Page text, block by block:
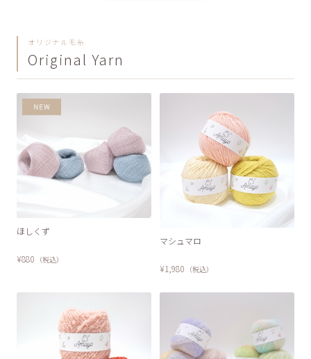
オリジナル毛糸
Original Yarn
ほしくず
¥880 （税込）
マシュマロ
¥1,980 （税込）